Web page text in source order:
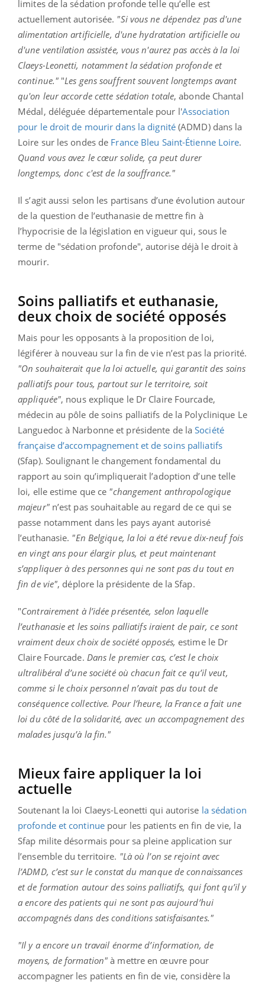
limites de la sédation profonde telle qu’elle est
actuellement autorisée. "Si vous ne dépendez pas d'une
alimentation artificielle, d'une hydratation artificielle ou
d'une ventilation assistée, vous n'aurez pas accès à la loi
Claeys-Leonetti, notamment la sédation profonde et
continue." "Les gens souffrent souvent longtemps avant
qu'on leur accorde cette sédation totale, abonde Chantal
Médal, déléguée départementale pour l'Association
pour le droit de mourir dans la dignité(ADMD) dans la
Loire sur les ondes de France Bleu Saint-Étienne Loire.
Quand vous avez le cœur solide, ça peut durer
longtemps, donc c'est de la souffrance."
Il s’agit aussi selon les partisans d’une évolution autour
de la question de l’euthanasie de mettre fin à
l’hypocrisie de la législation en vigueur qui, sous le
terme de "sédation profonde", autorise déjà le droit à
mourir.
Soins palliatifs et euthanasie,
deux choix de société opposés
Mais pour les opposants à la proposition de loi,
légiférer à nouveau sur la fin de vie n’est pas la priorité.
"On souhaiterait que la loi actuelle, qui garantit des soins
palliatifs pour tous, partout sur le territoire, soit
appliquée", nous explique le Dr Claire Fourcade,
médecin au pôle de soins palliatifs de la Polyclinique Le
Languedoc à Narbonne et présidente de laSociété
française d’accompagnement et de soins palliatifs
(Sfap). Soulignant le changement fondamental du
rapport au soin qu’impliquerait l’adoption d’une telle
loi, elle estime que ce "changement anthropologique
majeur"n’est pas souhaitable au regard de ce qui se
passe notamment dans les pays ayant autorisé
l’euthanasie. "En Belgique, la loi a été revue dix-neuf fois
en vingt ans pour élargir plus, et peut maintenant
s’appliquer à des personnes qui ne sont pas du tout en
fin de vie", déplore la présidente de la Sfap.
"Contrairement à l’idée présentée, selon laquelle
l’euthanasie et les soins palliatifs iraient de pair, ce sont
vraiment deux choix de société opposés, estime le Dr
Claire Fourcade. Dans le premier cas, c’est le choix
ultralibéral d’une société où chacun fait ce qu’il veut,
comme si le choix personnel n’avait pas du tout de
conséquence collective. Pour l’heure, la France a fait une
loi du côté de la solidarité, avec un accompagnement des
malades jusqu’à la fin."
Mieux faire appliquer la loi
actuelle
Soutenant la loi Claeys-Leonetti qui autorise la sédation
profonde et continue pour les patients en fin de vie, la
Sfap milite désormais pour sa pleine application sur
l’ensemble du territoire. "Là où l’on se rejoint avec
l’ADMD, c’est sur le constat du manque de connaissances
et de formation autour des soins palliatifs, qui font qu’il y
a encore des patients qui ne sont pas aujourd’hui
accompagnés dans des conditions satisfaisantes."
"Il y a encore un travail énorme d’information, de
moyens, de formation" à mettre en œuvre pour
accompagner les patients en fin de vie, considère la